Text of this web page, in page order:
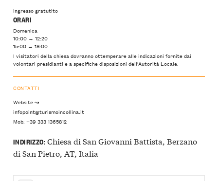
Ingresso gratutito
ORARI
Domenica
10:00 → 12:20
15:00 → 18:00
I visitatori della chiesa dovranno ottemperare alle indicazioni fornite dai
volontari presidianti e a specifiche disposizioni dell’Autorità Locale.
CONTATTI
Website ↝
infopoint@turismoincollina.it
Mob: +39 333 1365812
INDIRIZZO:Chiesa di San Giovanni Battista, Berzano
di San Pietro, AT, Italia